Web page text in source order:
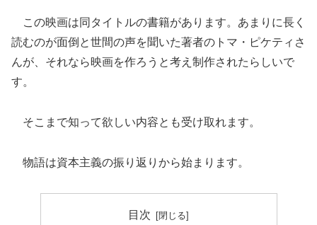
この映画は同タイトルの書籍があります。あまりに長く
読むのが面倒と世間の声を聞いた著者のトマ・ピケティさ
んが、それなら映画を作ろうと考え制作されたらしいで
す。
そこまで知って欲しい内容とも受け取れます。
物語は資本主義の振り返りから始まります。
目次